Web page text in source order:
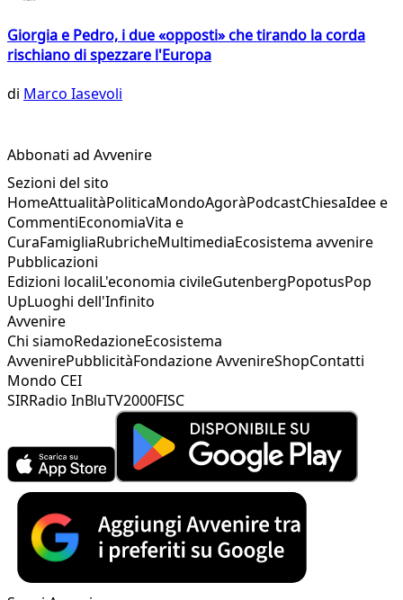
Giorgia e Pedro, i due «opposti» che tirando la corda
rischiano di spezzare l'Europa
di Marco Iasevoli
Abbonati ad Avvenire
Sezioni del sito
HomeAttualitàPoliticaMondoAgoràPodcastChiesaIdee e
CommentiEconomiaVita e
CuraFamigliaRubricheMultimediaEcosistema avvenire
Pubblicazioni
Edizioni localiL'economia civileGutenbergPopotusPop
UpLuoghi dell'Infinito
Avvenire
Chi siamoRedazioneEcosistema
AvvenirePubblicitàFondazione AvvenireShopContatti
Mondo CEI
SIRRadio InBluTV2000FISC